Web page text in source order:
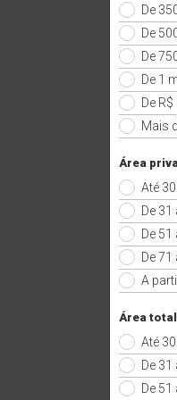
De
De
De
De 1
De
Mais
Área
Até
De 31
De 51
De 71
A
Área total
Até
De 31
De 51